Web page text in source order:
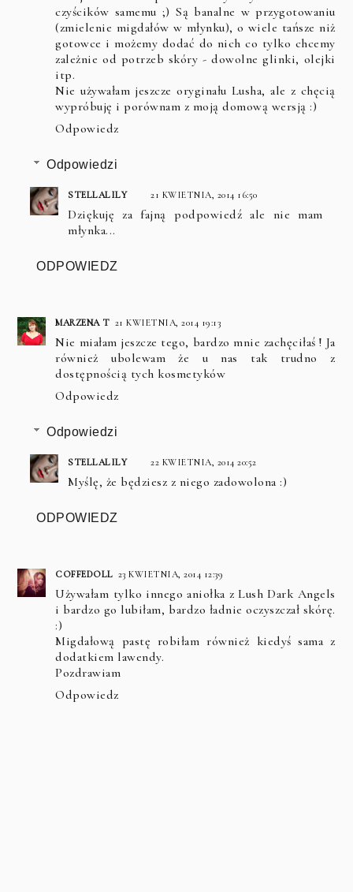
czyścików samemu ;) Są banalne w przygotowaniu
(zmielenie migdałów w młynku), o wiele tańsze niż
gotowce i możemy dodać do nich co tylko chcemy
zależnie od potrzeb skóry - dowolne glinki, olejki
itp.
Nie używałam jeszcze oryginału Lusha, ale z chęcią
wypróbuję i porównam z moją domową wersją :)
Odpowiedz
Odpowiedzi
STELLALILY 21 KWIETNIA, 2014 16:50
Dziękuję za fajną podpowiedź ale nie mam
młynka...
ODPOWIEDZ
MARZENA T 21 KWIETNIA, 2014 19:13
Nie miałam jeszcze tego, bardzo mnie zachęciłaś ! Ja
również ubolewam że u nas tak trudno z
dostępnością tych kosmetyków
Odpowiedz
Odpowiedzi
STELLALILY 22 KWIETNIA, 2014 20:52
Myślę, że będziesz z niego zadowolona :)
ODPOWIEDZ
COFFEDOLL 23 KWIETNIA, 2014 12:39
Używałam tylko innego aniołka z Lush Dark Angels
i bardzo go lubiłam, bardzo ładnie oczyszczał skórę.
:)
Migdałową pastę robiłam również kiedyś sama z
dodatkiem lawendy.
Pozdrawiam
Odpowiedz